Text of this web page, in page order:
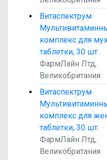
Витаспектрум
комплекс для
таблетки, 30 шт.
ФармЛайн Лтд,
Великобритания
Витаспектрум
комплекс для
таблетки, 30 шт.
ФармЛайн Лтд,
Великобритания